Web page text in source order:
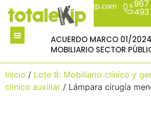
967
493
acuerdomarco@totalekip.com
ACUERDO MARCO 01/2024
MOBILIARIO SECTOR
Inicio / Lote 8: Mobiliario clínico y
clínico auxiliar / Lámpara cirugía